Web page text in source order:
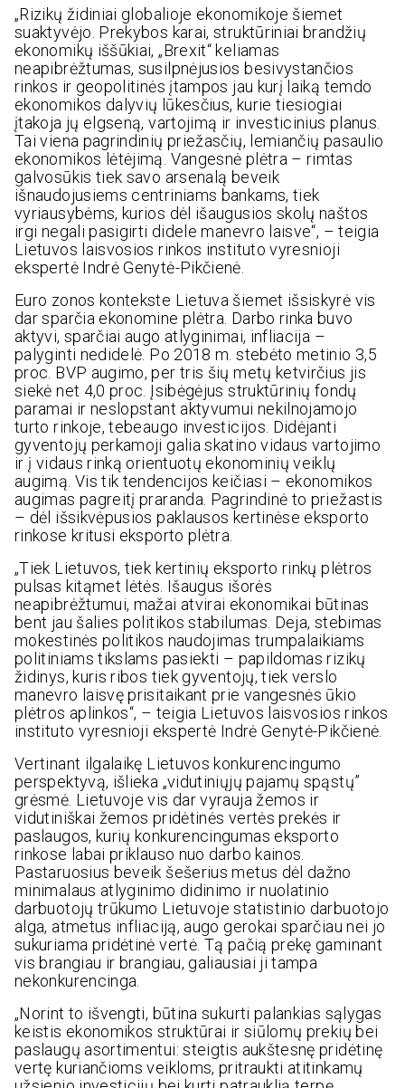
„Rizikų židiniai globalioje ekonomikoje šiemet
suaktyvėjo. Prekybos karai, struktūriniai brandžių
ekonomikų iššūkiai, „Brexit“ keliamas
neapibrėžtumas, susilpnėjusios besivystančios
rinkos ir geopolitinės įtampos jau kurį laiką temdo
ekonomikos dalyvių lūkesčius, kurie tiesiogiai
įtakoja jų elgseną, vartojimą ir investicinius planus.
Tai viena pagrindinių priežasčių, lemiančių pasaulio
ekonomikos lėtėjimą. Vangesnė plėtra – rimtas
galvosūkis tiek savo arsenalą beveik
išnaudojusiems centriniams bankams, tiek
vyriausybėms, kurios dėl išaugusios skolų naštos
irgi negali pasigirti didele manevro laisve“, – teigia
Lietuvos laisvosios rinkos instituto vyresnioji
ekspertė Indrė Genytė-Pikčienė.
Euro zonos kontekste Lietuva šiemet išsiskyrė vis
dar sparčia ekonomine plėtra. Darbo rinka buvo
aktyvi, sparčiai augo atlyginimai, infliacija –
palyginti nedidelė. Po 2018 m. stebėto metinio 3,5
proc. BVP augimo, per tris šių metų ketvirčius jis
siekė net 4,0 proc. Įsibėgėjus struktūrinių fondų
paramai ir neslopstant aktyvumui nekilnojamojo
turto rinkoje, tebeaugo investicijos. Didėjanti
gyventojų perkamoji galia skatino vidaus vartojimo
ir į vidaus rinką orientuotų ekonominių veiklų
augimą. Vis tik tendencijos keičiasi – ekonomikos
augimas pagreitį praranda. Pagrindinė to priežastis
– dėl išsikvėpusios paklausos kertinėse eksporto
rinkose kritusi eksporto plėtra.
„Tiek Lietuvos, tiek kertinių eksporto rinkų plėtros
pulsas kitąmet lėtės. Išaugus išorės
neapibrėžtumui, mažai atvirai ekonomikai būtinas
bent jau šalies politikos stabilumas. Deja, stebimas
mokestinės politikos naudojimas trumpalaikiams
politiniams tikslams pasiekti – papildomas rizikų
židinys, kuris ribos tiek gyventojų, tiek verslo
manevro laisvę prisitaikant prie vangesnės ūkio
plėtros aplinkos“, – teigia Lietuvos laisvosios rinkos
instituto vyresnioji ekspertė Indrė Genytė-Pikčienė.
Vertinant ilgalaikę Lietuvos konkurencingumo
perspektyvą, išlieka „vidutiniųjų pajamų spąstų”
grėsmė. Lietuvoje vis dar vyrauja žemos ir
vidutiniškai žemos pridėtinės vertės prekės ir
paslaugos, kurių konkurencingumas eksporto
rinkose labai priklauso nuo darbo kainos.
Pastaruosius beveik šešerius metus dėl dažno
minimalaus atlyginimo didinimo ir nuolatinio
darbuotojų trūkumo Lietuvoje statistinio darbuotojo
alga, atmetus infliaciją, augo gerokai sparčiau nei jo
sukuriama pridėtinė vertė. Tą pačią prekę gaminant
vis brangiau ir brangiau, galiausiai ji tampa
nekonkurencinga.
„Norint to išvengti, būtina sukurti palankias sąlygas
keistis ekonomikos struktūrai ir siūlomų prekių bei
paslaugų asortimentui: steigtis aukštesnę pridėtinę
vertę kuriančioms veikloms, pritraukti atitinkamų